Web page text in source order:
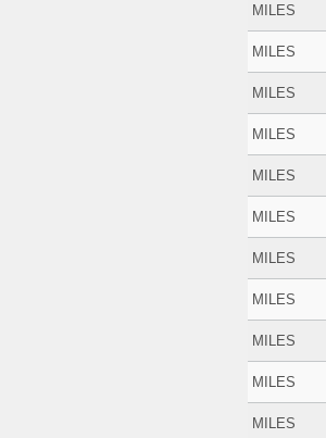
MILES
MILES
MILES
MILES
MILES
MILES
MILES
MILES
MILES
MILES
MILES